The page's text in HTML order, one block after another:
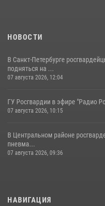
НОВОСТИ
В Санкт-Петербурге
подняться на ...
07 августа 2026, 12:04
ГУ Росгвардии в эфире "Радио
07 августа 2026, 10:15
В Центральном районе
пневма...
07 августа 2026, 09:36
НАВИГАЦИЯ